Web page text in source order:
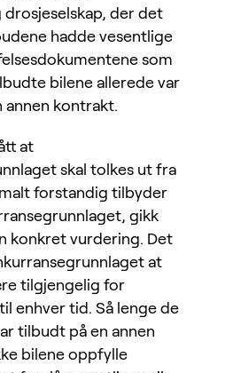
der det
hadde vesentlige
som
bilene allerede var
annen kontrakt.
at
skal tolkes ut fra
forstandig tilbyder
gikk
konkret vurdering. Det
at
tilgjengelig for
enhver tid. Så lenge de
tilbudt på en annen
bilene oppfylle